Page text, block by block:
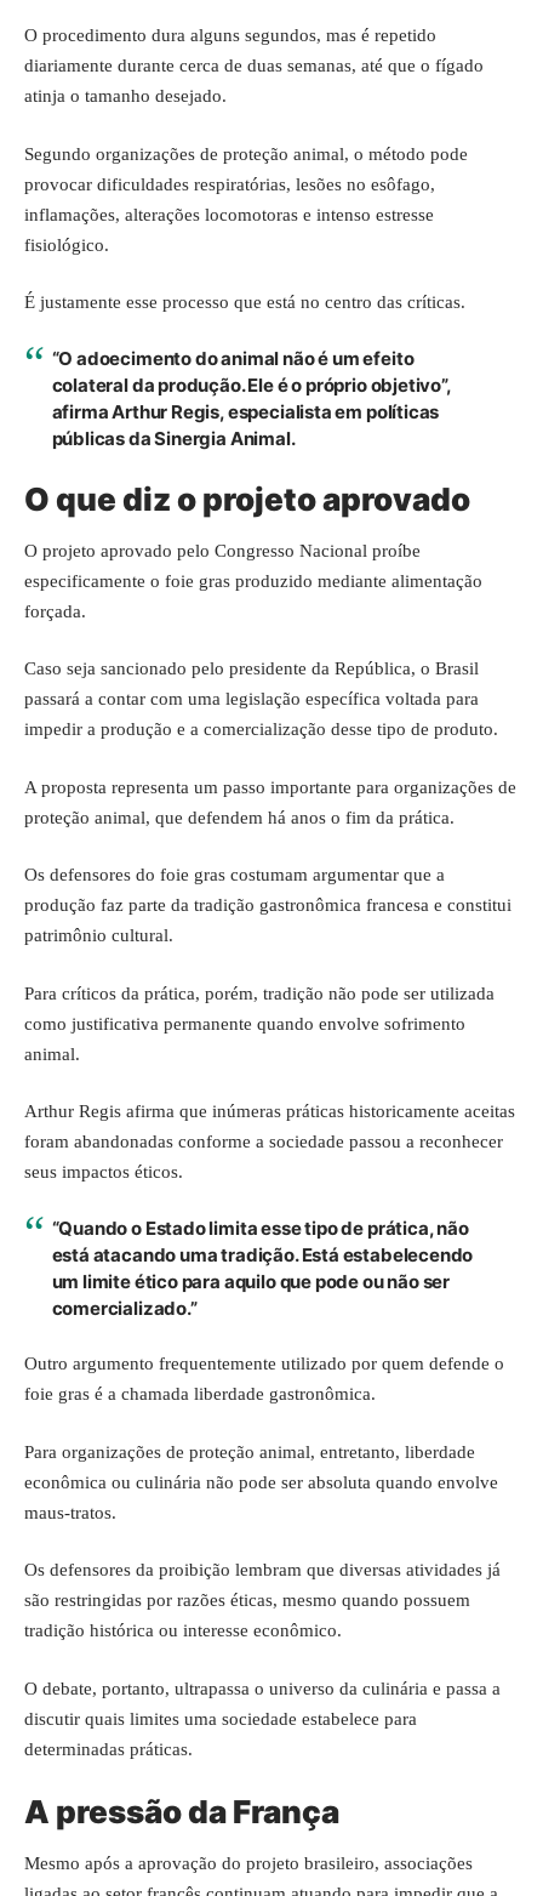
O procedimento dura alguns segundos, mas é repetido
diariamente durante cerca de duas semanas, até que o fígado
atinja o tamanho desejado.
Segundo organizações de proteção animal, o método pode
provocar dificuldades respiratórias, lesões no esôfago,
inflamações, alterações locomotoras e intenso estresse
fisiológico.
É justamente esse processo que está no centro das críticas.
“O adoecimento do animal não é um efeito
colateral da produção. Ele é o próprio objetivo”,
afirma Arthur Regis, especialista em políticas
públicas da Sinergia Animal.
O que diz o projeto aprovado
O projeto aprovado pelo Congresso Nacional proíbe
especificamente o foie gras produzido mediante alimentação
forçada.
Caso seja sancionado pelo presidente da República, o Brasil
passará a contar com uma legislação específica voltada para
impedir a produção e a comercialização desse tipo de produto.
A proposta representa um passo importante para organizações de
proteção animal, que defendem há anos o fim da prática.
Os defensores do foie gras costumam argumentar que a
produção faz parte da tradição gastronômica francesa e constitui
patrimônio cultural.
Para críticos da prática, porém, tradição não pode ser utilizada
como justificativa permanente quando envolve sofrimento
animal.
Arthur Regis afirma que inúmeras práticas historicamente aceitas
foram abandonadas conforme a sociedade passou a reconhecer
seus impactos éticos.
“Quando o Estado limita esse tipo de prática, não
está atacando uma tradição. Está estabelecendo
um limite ético para aquilo que pode ou não ser
comercializado.”
Outro argumento frequentemente utilizado por quem defende o
foie gras é a chamada liberdade gastronômica.
Para organizações de proteção animal, entretanto, liberdade
econômica ou culinária não pode ser absoluta quando envolve
maus-tratos.
Os defensores da proibição lembram que diversas atividades já
são restringidas por razões éticas, mesmo quando possuem
tradição histórica ou interesse econômico.
O debate, portanto, ultrapassa o universo da culinária e passa a
discutir quais limites uma sociedade estabelece para
determinadas práticas.
A pressão da França
Mesmo após a aprovação do projeto brasileiro, associações